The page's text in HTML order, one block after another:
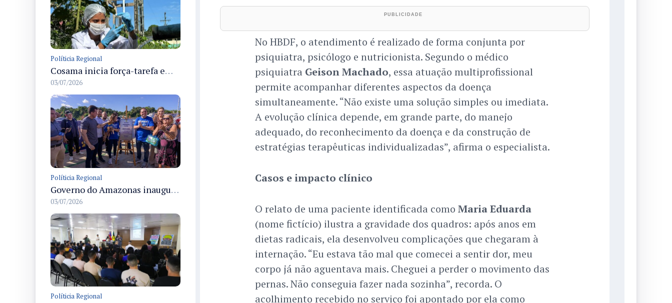
Políticia Regional
Cosama inicia força-tarefa em Anamã para fortalecer abastecimento de água e segurança hídrica da população
03/07/2026
Políticia Regional
Governo do Amazonas inaugura primeiro Castramóvel Fluvial para atendimento veterinário às comunidades ribeirinhas e castração gratuita
03/07/2026
Políticia Regional
No HBDF, o atendimento é realizado de forma conjunta por
psiquiatra, psicólogo e nutricionista. Segundo o médico
psiquiatra Geison Machado, essa atuação multiprofissional
permite acompanhar diferentes aspectos da doença
simultaneamente. “Não existe uma solução simples ou imediata.
A evolução clínica depende, em grande parte, do manejo
adequado, do reconhecimento da doença e da construção de
estratégias terapêuticas individualizadas”, afirma o especialista.
Casos e impacto clínico
O relato de uma paciente identificada como Maria Eduarda
(nome fictício) ilustra a gravidade dos quadros: após anos em
dietas radicais, ela desenvolveu complicações que chegaram à
internação. “Eu estava tão mal que comecei a sentir dor, meu
corpo já não aguentava mais. Cheguei a perder o movimento das
pernas. Não conseguia fazer nada sozinha”, recorda. O
acolhimento recebido no serviço foi apontado por ela como